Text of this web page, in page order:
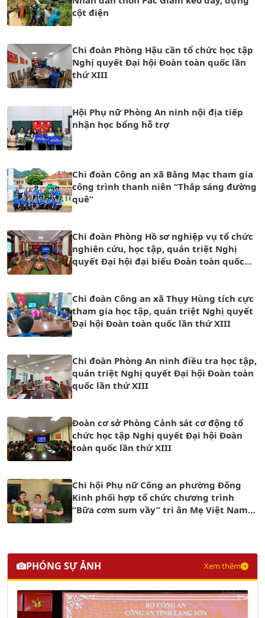
cột điện
Chi đoàn Phòng Hậu cần tổ chức học tập
Nghị quyết Đại hội Đoàn toàn quốc lần
thứ XIII
Hội Phụ nữ Phòng An ninh nội địa tiếp
nhận học bổng hỗ trợ
Chi đoàn Công an xã Bằng Mạc tham gia
công trình thanh niên “Thắp sáng đường
quê”
Chi đoàn Phòng Hồ sơ nghiệp vụ tổ chức
nghiên cứu, học tập, quán triệt Nghị
quyết Đại hội đại biểu Đoàn toàn quốc
Chi đoàn Công an xã Thụy Hùng tích cực
tham gia học tập, quán triệt Nghị quyết
Đại hội Đoàn toàn quốc lần thứ XIII
Chi đoàn Phòng An ninh điều tra học tập,
quán triệt Nghị quyết Đại hội Đoàn toàn
quốc lần thứ XIII
Đoàn cơ sở Phòng Cảnh sát cơ động tổ
chức học tập Nghị quyết Đại hội Đoàn
toàn quốc lần thứ XIII
Chi hội Phụ nữ Công an phường Đông
Kinh phối hợp tổ chức chương trình
“Bữa cơm sum vầy” tri ân Mẹ Việt Nam
PHÓNG SỰ ẢNH Xem thêm